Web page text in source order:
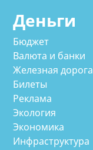
Деньги
Бюджет
Валюта и банки
Железная дорога
Билеты
Реклама
Экология
Экономика
Инфраструктура